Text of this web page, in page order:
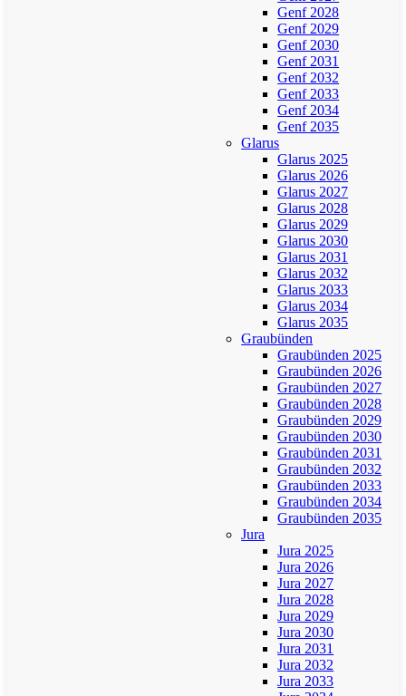
Genf 2028
Genf 2029
Genf 2030
Genf 2031
Genf 2032
Genf 2033
Genf 2034
Genf 2035
Glarus
Glarus 2025
Glarus 2026
Glarus 2027
Glarus 2028
Glarus 2029
Glarus 2030
Glarus 2031
Glarus 2032
Glarus 2033
Glarus 2034
Glarus 2035
Graubünden
Graubünden 2025
Graubünden 2026
Graubünden 2027
Graubünden 2028
Graubünden 2029
Graubünden 2030
Graubünden 2031
Graubünden 2032
Graubünden 2033
Graubünden 2034
Graubünden 2035
Jura
Jura 2025
Jura 2026
Jura 2027
Jura 2028
Jura 2029
Jura 2030
Jura 2031
Jura 2032
Jura 2033